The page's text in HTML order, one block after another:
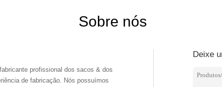
Sobre nós
profissional dos sacos & dos
Nós possuímos
Deixe